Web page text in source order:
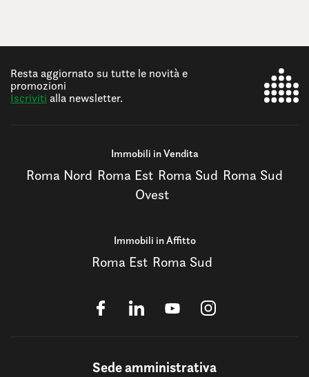
Resta aggiornato su tutte le novità e
promozioni
Iscriviti alla newsletter.
Immobili in Vendita
Roma Nord Roma Est Roma Sud Roma Sud
Ovest
Immobili in Affitto
Roma Est Roma Sud
Sede amministrativa